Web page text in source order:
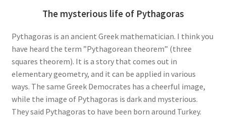
アレクサンダー・グラハム・ベル
【Alexander Graham Bell‗1847年3月3日 ～1922年
8月2日】 — 声を「距離」から解放した発明家 —
The mysterious life of Pythagoras
Pythagoras is an ancient Greek mathematician. I think you
have heard the term ”Pythagorean theorem” (three
squares theorem). It is a story that comes out in
elementary geometry, and it can be applied in various
ways. The same Greek Democrates has a cheerful image,
while the image of Pythagoras is dark and mysterious.
They said Pythagoras to have been born around Turkey.